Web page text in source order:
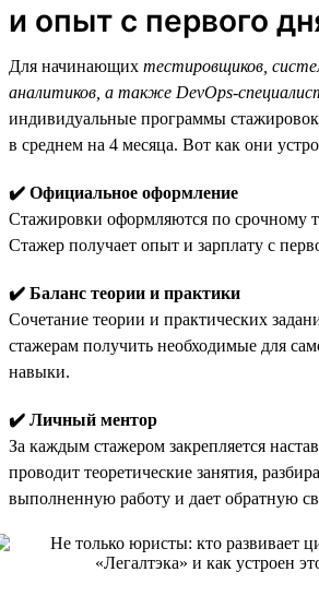
и опыт с первого
Для начинающих тестировщиков,
аналитиков, а также DevOps-
индивидуальные программы
в среднем на 4 месяца. Вот как они
✔️ Официальное оформление
Стажировки оформляются по срочному
Стажер получает опыт и зарплату с
✔️ Баланс теории и практики
Сочетание теории и практических
стажерам получить необходимые для
навыки.
✔️ Личный ментор
За каждым стажером закрепляется
проводит теоретические занятия,
выполненную работу и дает обратную